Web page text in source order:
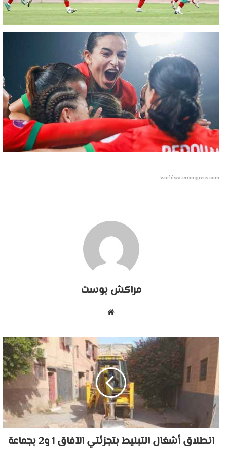
worldwatercongress.com
مراكش بوست
انطلاق أشغال التبليط بتجزئتي الآفاق 1 و2 بجماعة